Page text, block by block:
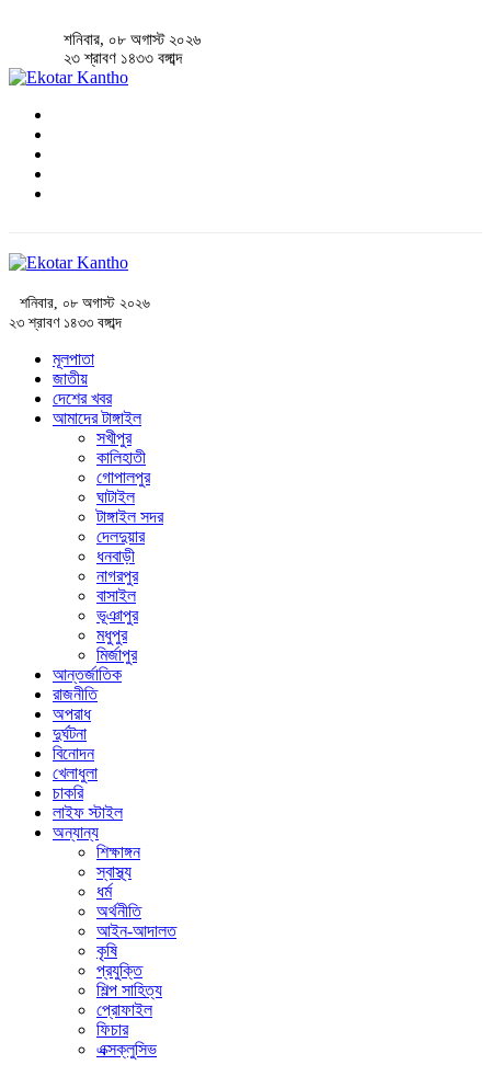
শনিবার, ০৮ অগাস্ট ২০২৬
২৩ শ্রাবণ ১৪৩৩ বঙ্গাব্দ
শনিবার, ০৮ অগাস্ট ২০২৬
২৩ শ্রাবণ ১৪৩৩ বঙ্গাব্দ
মূলপাতা
জাতীয়
দেশের খবর
আমাদের টাঙ্গাইল
সখীপুর
কালিহাতী
গোপালপুর
ঘাটাইল
টাঙ্গাইল সদর
দেলদুয়ার
ধনবাড়ী
নাগরপুর
বাসাইল
ভূঞাপুর
মধুপুর
মির্জাপুর
আন্তর্জাতিক
রাজনীতি
অপরাধ
দুর্ঘটনা
বিনোদন
খেলাধুলা
চাকরি
লাইফ স্টাইল
অন্যান্য
শিক্ষাঙ্গন
স্বাস্থ্য
ধর্ম
অর্থনীতি
আইন-আদালত
কৃষি
প্রযুক্তি
শিল্প সাহিত্য
প্রোফাইল
ফিচার
এক্সক্লুসিভ